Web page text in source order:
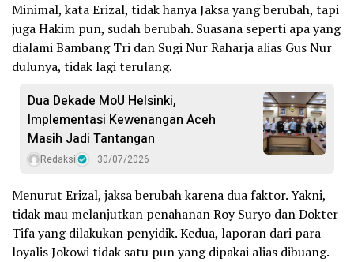
Minimal, kata Erizal, tidak hanya Jaksa yang berubah, tapi
juga Hakim pun, sudah berubah. Suasana seperti apa yang
dialami Bambang Tri dan Sugi Nur Raharja alias Gus Nur
dulunya, tidak lagi terulang.
Dua Dekade MoU Helsinki,
Implementasi Kewenangan Aceh
Masih Jadi Tantangan
Redaksi 30/07/2026
Menurut Erizal, jaksa berubah karena dua faktor. Yakni,
tidak mau melanjutkan penahanan Roy Suryo dan Dokter
Tifa yang dilakukan penyidik. Kedua, laporan dari para
loyalis Jokowi tidak satu pun yang dipakai alias dibuang.